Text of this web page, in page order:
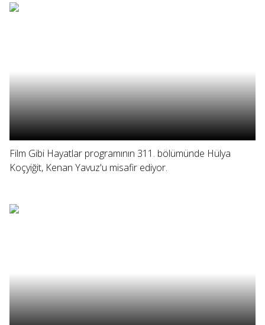
Film Gibi Hayatlar programının 311. bölümünde Hülya
Koçyiğit, Kenan Yavuz'u misafir ediyor.